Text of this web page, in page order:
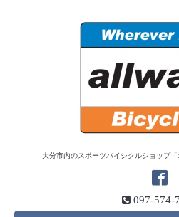
大分市内のスポーツバイシクルショップ「
097-574-